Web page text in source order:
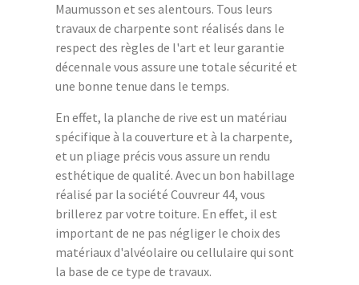
Maumusson et ses alentours. Tous leurs
travaux de charpente sont réalisés dans le
respect des règles de l'art et leur garantie
décennale vous assure une totale sécurité et
une bonne tenue dans le temps.
En effet, la planche de rive est un matériau
spécifique à la couverture et à la charpente,
et un pliage précis vous assure un rendu
esthétique de qualité. Avec un bon habillage
réalisé par la société Couvreur 44, vous
brillerez par votre toiture. En effet, il est
important de ne pas négliger le choix des
matériaux d'alvéolaire ou cellulaire qui sont
la base de ce type de travaux.